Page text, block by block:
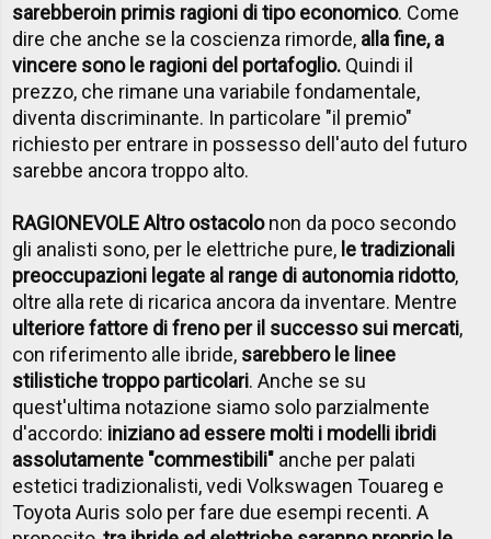
sarebberoin primis ragioni di tipo economico. Come
dire che anche se la coscienza rimorde, alla fine, a
vincere sono le ragioni del portafoglio. Quindi il
prezzo, che rimane una variabile fondamentale,
diventa discriminante. In particolare "il premio"
richiesto per entrare in possesso dell'auto del futuro
sarebbe ancora troppo alto.
RAGIONEVOLE Altro ostacolonon da poco secondo
gli analisti sono, per le elettriche pure, le tradizionali
preoccupazioni legate al range di autonomia ridotto,
oltre alla rete di ricarica ancora da inventare. Mentre
ulteriore fattore di freno per il successo sui mercati,
con riferimento alle ibride, sarebbero le linee
stilistiche troppo particolari. Anche se su
quest'ultima notazione siamo solo parzialmente
d'accordo: iniziano ad essere molti i modelli ibridi
assolutamente "commestibili" anche per palati
estetici tradizionalisti, vedi Volkswagen Touareg e
Toyota Auris solo per fare due esempi recenti. A